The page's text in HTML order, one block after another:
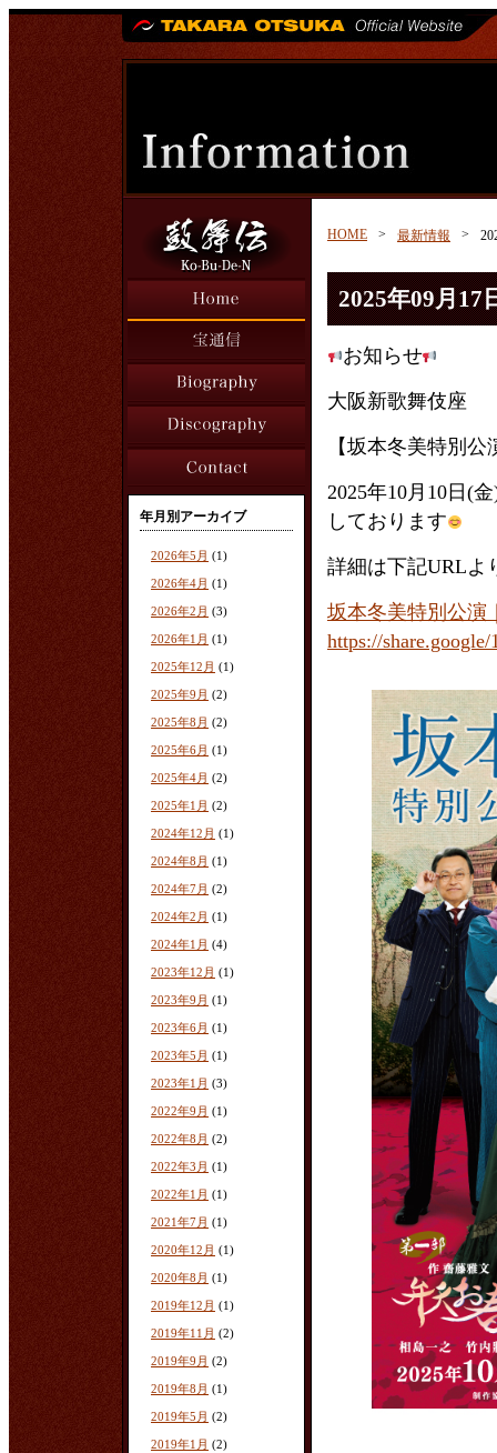
年月別アーカイブ
2026年5月 (1)
2026年4月 (1)
2026年2月 (3)
2026年1月 (1)
2025年12月 (1)
2025年9月 (2)
2025年8月 (2)
2025年6月 (1)
2025年4月 (2)
2025年1月 (2)
2024年12月 (1)
2024年8月 (1)
2024年7月 (2)
2024年2月 (1)
2024年1月 (4)
2023年12月 (1)
2023年9月 (1)
2023年6月 (1)
2023年5月 (1)
2023年1月 (3)
2022年9月 (1)
2022年8月 (2)
2022年3月 (1)
2022年1月 (1)
2021年7月 (1)
2020年12月 (1)
2020年8月 (1)
2019年12月 (1)
2019年11月 (2)
2019年9月 (2)
2019年8月 (1)
2019年5月 (2)
2019年1月 (2)
HOME > 最新情報 >
2025年09月17
お知らせ
大阪新歌舞伎座
【坂本冬美特別
2025年10月10日(
しております
詳細は下記URLよ
坂本冬美特別公演
https://